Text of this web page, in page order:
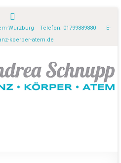
Würzburg Telefon: 01799889880 E-
koerper-atem.de